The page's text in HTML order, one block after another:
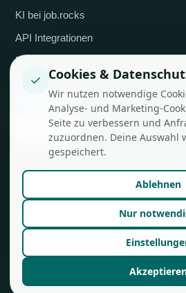
KI bei job.rocks
API Integrationen
Blog
© job.rocks AG Made
✓ Cookies &
Wir nutzen notwendige
Analyse- und Marketing-
Seite zu verbessern und
zuzuordnen. Deine Auswahl
gespeichert.
Ablehnen
Nur